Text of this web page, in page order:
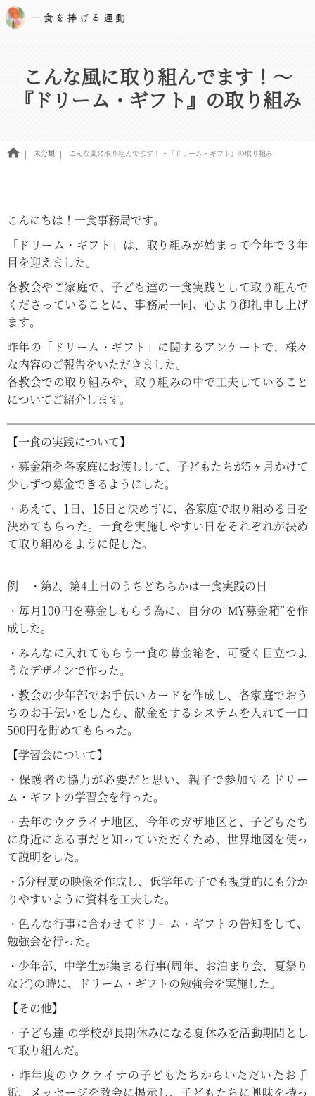
こんな風に取り組んでます！～
『ドリーム・ギフト』の取り組み
未分類 こんな風に取り組んでます！～『ドリーム・ギフト』の取り組み
こんにちは！一食事務局です。
「ドリーム・ギフト」は、取り組みが始まって今年で３年
目を迎えました。
各教会やご家庭で、子ども達の一食実践として取り組んで
くださっていることに、事務局一同、心より御礼申し上げ
ます。
昨年の「ドリーム・ギフト」に関するアンケートで、様々
な内容のご報告をいただきました。
各教会での取り組みや、取り組みの中で工夫していること
についてご紹介します。
【一食の実践について】
・募金箱を各家庭にお渡しして、子どもたちが5ヶ月かけて
少しずつ募金できるようにした。
・あえて、1日、15日と決めずに、各家庭で取り組める日を
決めてもらった。一食を実施しやすい日をそれぞれが決め
て取り組めるように促した。
例 ・第2、第4土日のうちどちらかは一食実践の日
・毎月100円を募金しもらう為に、自分の“MY募金箱”を作
成した。
・みんなに入れてもらう一食の募金箱を、可愛く目立つよ
うなデザインで作った。
・教会の少年部でお手伝いカードを作成し、各家庭でおう
ちのお手伝いをしたら、献金をするシステムを入れて一口
500円を貯めてもらった。
【学習会について】
・保護者の協力が必要だと思い、親子で参加するドリー
ム・ギフトの学習会を行った。
・去年のウクライナ地区、今年のガザ地区と、子どもたち
に身近にある事だと知っていただくため、世界地図を使っ
て説明をした。
・5分程度の映像を作成し、低学年の子でも視覚的にも分か
りやすいように資料を工夫した。
・色んな行事に合わせてドリーム・ギフトの告知をして、
勉強会を行った。
・少年部、中学生が集まる行事(周年、お泊まり会、夏祭り
など)の時に、ドリーム・ギフトの勉強会を実施した。
【その他】
・子ども達 の学校が長期休みになる夏休みを活動期間とし
て取り組んだ。
・昨年度のウクライナの子どもたちからいただいたお手
紙、メッセージを教会に掲示し、子どもたちに興味を持っ